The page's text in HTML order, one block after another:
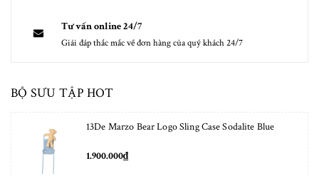
Tư vấn online 24/7
Giải đáp thắc mắc về đơn hàng của quý khách 24/7
BỘ SƯU TẬP HOT
13De Marzo Bear Logo Sling Case Sodalite Blue
1.900.000₫